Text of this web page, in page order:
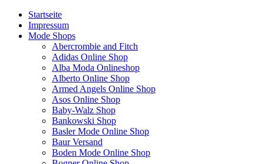
Startseite
Impressum
Mode Shops
Abercrombie and Fitch
Adidas Online Shop
Alba Moda Onlineshop
Alberto Online Shop
Armed Angels Online Shop
Asos Online Shop
Baby-Walz Shop
Bankowski Shop
Basler Mode Online Shop
Baur Versand
Boden Mode Online Shop